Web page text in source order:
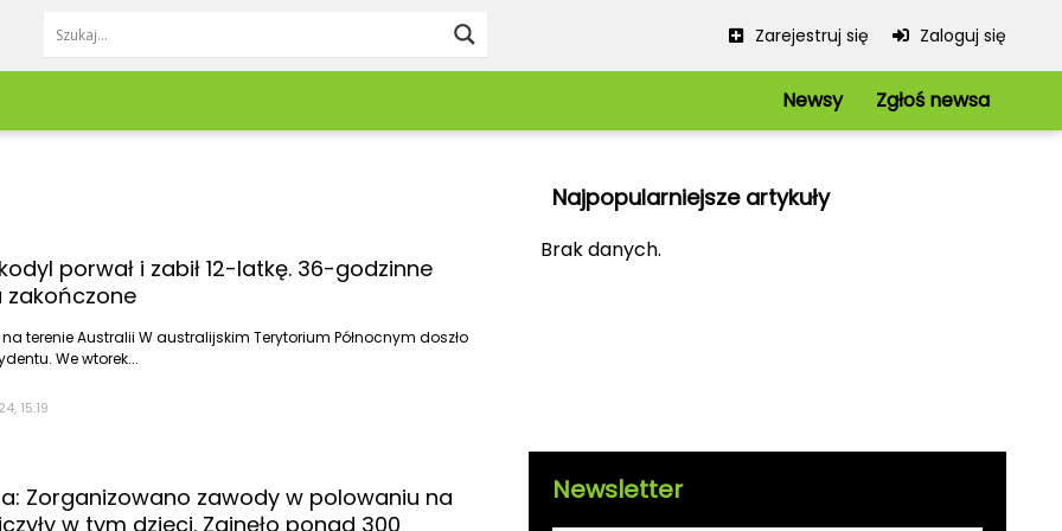
Zarejestruj się Zaloguj się
Wołów
Zagłębie Miedziowe
Ząbkowice Śląskie
Lifestyle
Podróże
Praca & Rozwój
Zdrowie
Kobieta
DIY
Redakcja Serwis
Regulamin
Newsy Zgłoś newsa
porwał i zabił 12-latkę. 36-godzinne
zakończone
terenie Australii W australijskim Terytorium Północnym doszło
We wtorek...
15:19
Zorganizowano zawody w polowaniu na
w tym dzieci. Zginęło ponad 300
Najpopularniejsze artykuły
Brak danych.
Newsletter